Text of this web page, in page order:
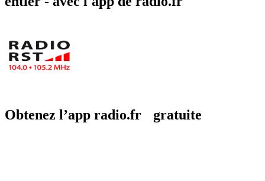
Obtenez l’app radio.fr gratuite